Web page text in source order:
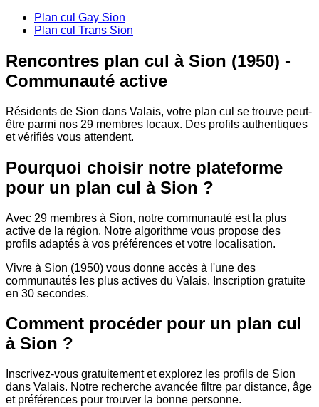
Plan cul Gay Sion
Plan cul Trans Sion
Rencontres plan cul à Sion (1950) -
Communauté active
Résidents de Sion dans Valais, votre plan cul se trouve peut-
être parmi nos 29 membres locaux. Des profils authentiques
et vérifiés vous attendent.
Pourquoi choisir notre plateforme
pour un plan cul à Sion ?
Avec 29 membres à Sion, notre communauté est la plus
active de la région. Notre algorithme vous propose des
profils adaptés à vos préférences et votre localisation.
Vivre à Sion (1950) vous donne accès à l'une des
communautés les plus actives du Valais. Inscription gratuite
en 30 secondes.
Comment procéder pour un plan cul
à Sion ?
Inscrivez-vous gratuitement et explorez les profils de Sion
dans Valais. Notre recherche avancée filtre par distance, âge
et préférences pour trouver la bonne personne.